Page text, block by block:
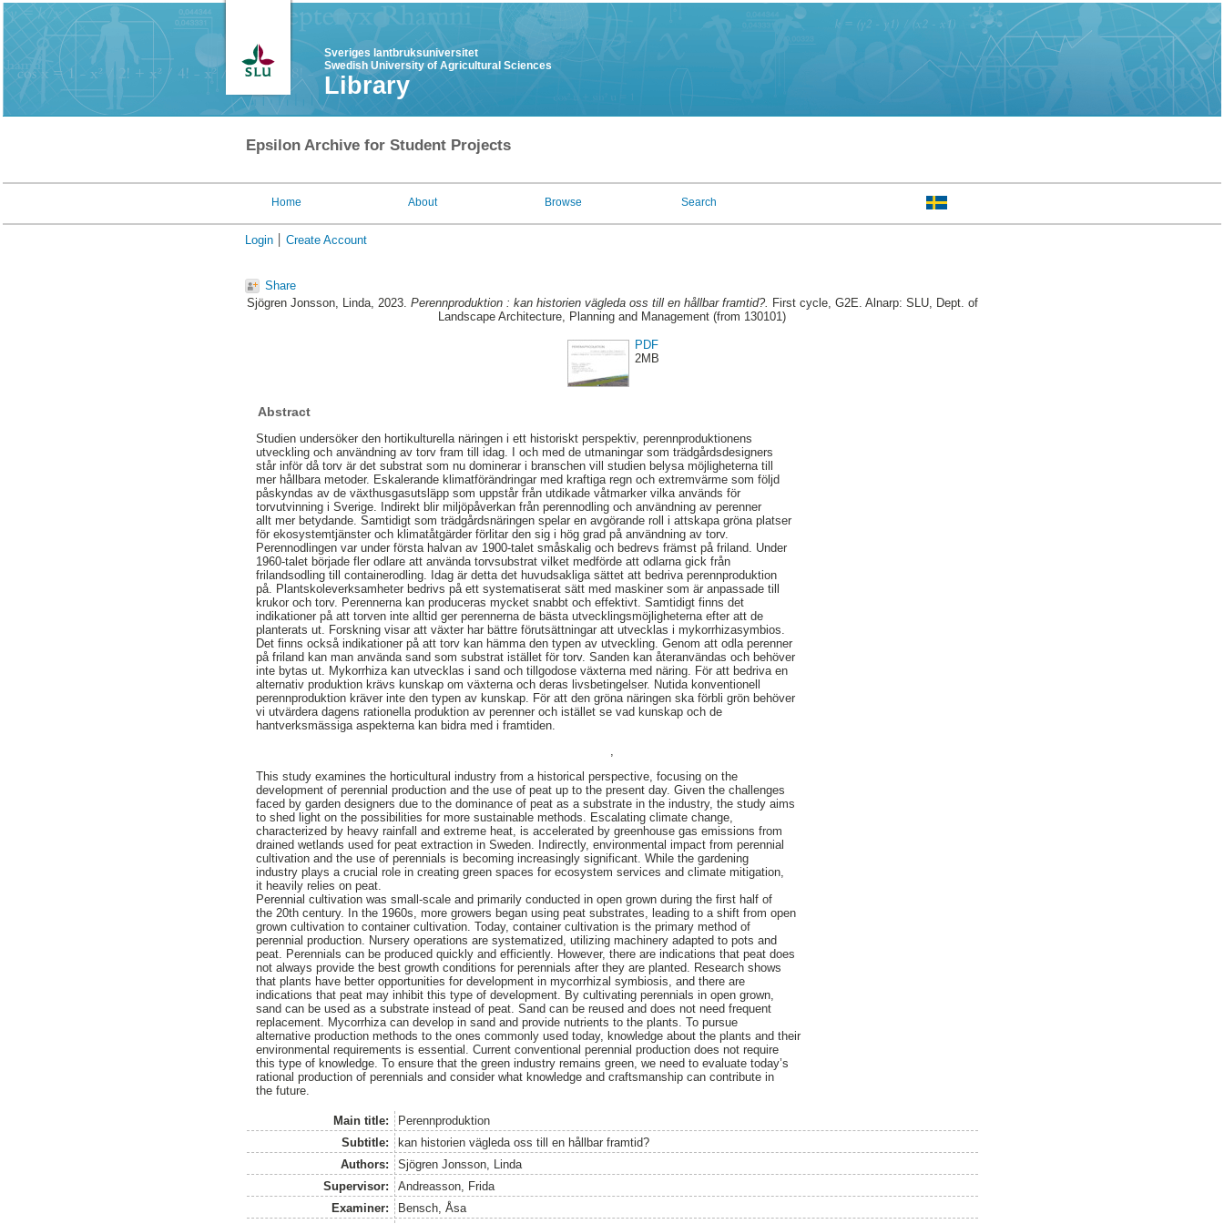
Sveriges lantbruksuniversitet
Swedish University of Agricultural Sciences
Library
Epsilon Archive for Student Projects
Home About Browse Search
Login Create Account
Share
Sjögren Jonsson, Linda, 2023. Perennproduktion : kan historien vägleda oss till en hållbar framtid?. First cycle, G2E. Alnarp: SLU, Dept. of
Landscape Architecture, Planning and Management (from 130101)
PDF
2MB
Abstract
Studien undersöker den hortikulturella näringen i ett historiskt perspektiv, perennproduktionens
utveckling och användning av torv fram till idag. I och med de utmaningar som trädgårdsdesigners
står inför då torv är det substrat som nu dominerar i branschen vill studien belysa möjligheterna till
mer hållbara metoder. Eskalerande klimatförändringar med kraftiga regn och extremvärme som följd
påskyndas av de växthusgasutsläpp som uppstår från utdikade våtmarker vilka används för
torvutvinning i Sverige. Indirekt blir miljöpåverkan från perennodling och användning av perenner
allt mer betydande. Samtidigt som trädgårdsnäringen spelar en avgörande roll i attskapa gröna platser
för ekosystemtjänster och klimatåtgärder förlitar den sig i hög grad på användning av torv.
Perennodlingen var under första halvan av 1900-talet småskalig och bedrevs främst på friland. Under
1960-talet började fler odlare att använda torvsubstrat vilket medförde att odlarna gick från
frilandsodling till containerodling. Idag är detta det huvudsakliga sättet att bedriva perennproduktion
på. Plantskoleverksamheter bedrivs på ett systematiserat sätt med maskiner som är anpassade till
krukor och torv. Perennerna kan produceras mycket snabbt och effektivt. Samtidigt finns det
indikationer på att torven inte alltid ger perennerna de bästa utvecklingsmöjligheterna efter att de
planterats ut. Forskning visar att växter har bättre förutsättningar att utvecklas i mykorrhizasymbios.
Det finns också indikationer på att torv kan hämma den typen av utveckling. Genom att odla perenner
på friland kan man använda sand som substrat istället för torv. Sanden kan återanvändas och behöver
inte bytas ut. Mykorrhiza kan utvecklas i sand och tillgodose växterna med näring. För att bedriva en
alternativ produktion krävs kunskap om växterna och deras livsbetingelser. Nutida konventionell
perennproduktion kräver inte den typen av kunskap. För att den gröna näringen ska förbli grön behöver
vi utvärdera dagens rationella produktion av perenner och istället se vad kunskap och de
hantverksmässiga aspekterna kan bidra med i framtiden.
This study examines the horticultural industry from a historical perspective, focusing on the
development of perennial production and the use of peat up to the present day. Given the challenges
faced by garden designers due to the dominance of peat as a substrate in the industry, the study aims
to shed light on the possibilities for more sustainable methods. Escalating climate change,
characterized by heavy rainfall and extreme heat, is accelerated by greenhouse gas emissions from
drained wetlands used for peat extraction in Sweden. Indirectly, environmental impact from perennial
cultivation and the use of perennials is becoming increasingly significant. While the gardening
industry plays a crucial role in creating green spaces for ecosystem services and climate mitigation,
it heavily relies on peat.
Perennial cultivation was small-scale and primarily conducted in open grown during the first half of
the 20th century. In the 1960s, more growers began using peat substrates, leading to a shift from open
grown cultivation to container cultivation. Today, container cultivation is the primary method of
perennial production. Nursery operations are systematized, utilizing machinery adapted to pots and
peat. Perennials can be produced quickly and efficiently. However, there are indications that peat does
not always provide the best growth conditions for perennials after they are planted. Research shows
that plants have better opportunities for development in mycorrhizal symbiosis, and there are
indications that peat may inhibit this type of development. By cultivating perennials in open grown,
sand can be used as a substrate instead of peat. Sand can be reused and does not need frequent
replacement. Mycorrhiza can develop in sand and provide nutrients to the plants. To pursue
alternative production methods to the ones commonly used today, knowledge about the plants and their
environmental requirements is essential. Current conventional perennial production does not require
this type of knowledge. To ensure that the green industry remains green, we need to evaluate today’s
rational production of perennials and consider what knowledge and craftsmanship can contribute in
the future.
Main title:
Perennproduktion
Subtitle:
kan historien vägleda oss till en hållbar framtid?
Authors:
Sjögren Jonsson, Linda
Supervisor:
Andreasson, Frida
Examiner:
Bensch, Åsa